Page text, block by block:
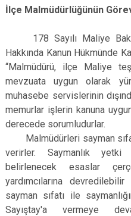
Polateli
İlçe Malmüdürlüğünün
178 Sayılı Maliye
Hakkında Kanun Hükmünde
“Malmüdürü, ilçe Maliye
mevzuata uygun olarak
muhasebe servislerinin
memurlar işlerin kanuna
derecede sorumludurlar.
Malmüdürleri sayman
verirler. Saymanlık yetki
belirlenecek esaslar
yardımcılarına
sayman sıfatı ile
Sayıştay'a vermeye